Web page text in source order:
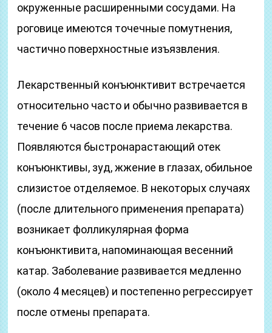
окруженные расширенными сосудами. На
роговице имеются точечные помутнения,
частично поверхностные изъязвления.
Лекарственный конъюнктивит встречается
относительно часто и обычно развивается в
течение 6 часов после приема лекарства.
Появляются быстронарастающий отек
конъюнктивы, зуд, жжение в глазах, обильное
слизистое отделяемое. В некоторых случаях
(после длительного применения препарата)
возникает фолликулярная форма
конъюнктивита, напоминающая весенний
катар. Заболевание развивается медленно
(около 4 месяцев) и постепенно регрессирует
после отмены препарата.